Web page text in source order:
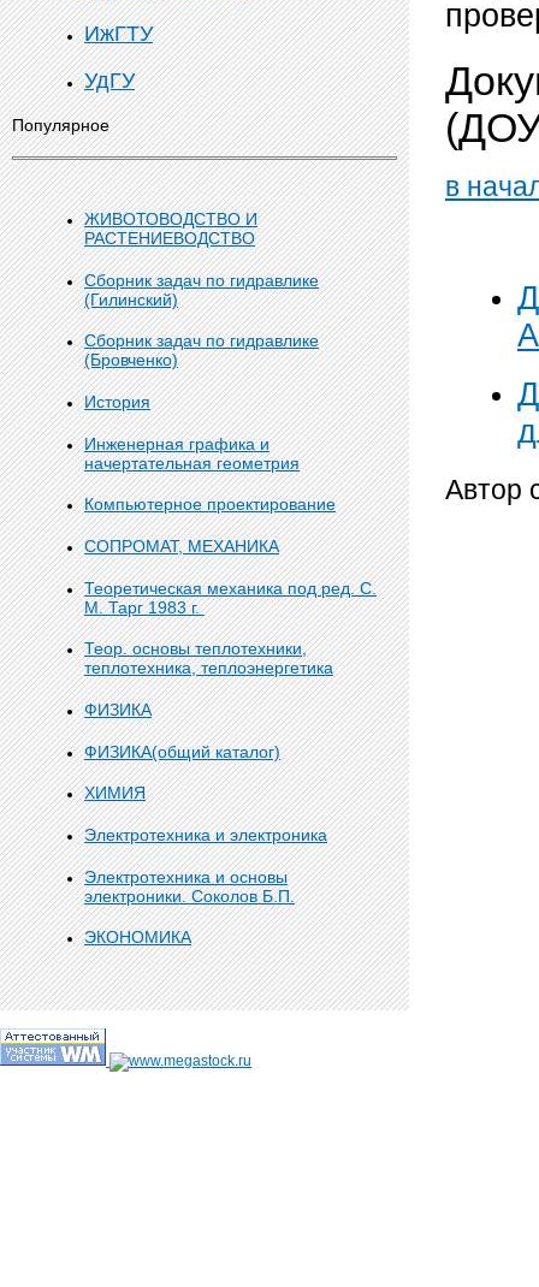
ИжГТУ
УдГУ
Популярное
ЖИВОТОВОДСТВО И
РАСТЕНИЕВОДСТВО
Сборник задач по гидравлике
(Гилинский)
Сборник задач по гидравлике
(Бровченко)
История
Инженерная графика и
начертательная геометрия
Компьютерное проектирование
СОПРОМАТ, МЕХАНИКА
Теоретическая механика под ред. С.
М. Тарг 1983 г.
Теор. основы теплотехники,
теплотехника, теплоэнергетика
ФИЗИКА
ФИЗИКА(общий каталог)
ХИМИЯ
Электротехника и электроника
Электротехника и основы
электроники. Соколов Б.П.
ЭКОНОМИКА
в
Автор